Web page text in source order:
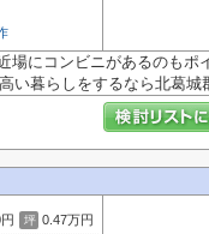
場にコンビニがあるのもポ
い暮らしをするなら北葛城
坪 0.47万円